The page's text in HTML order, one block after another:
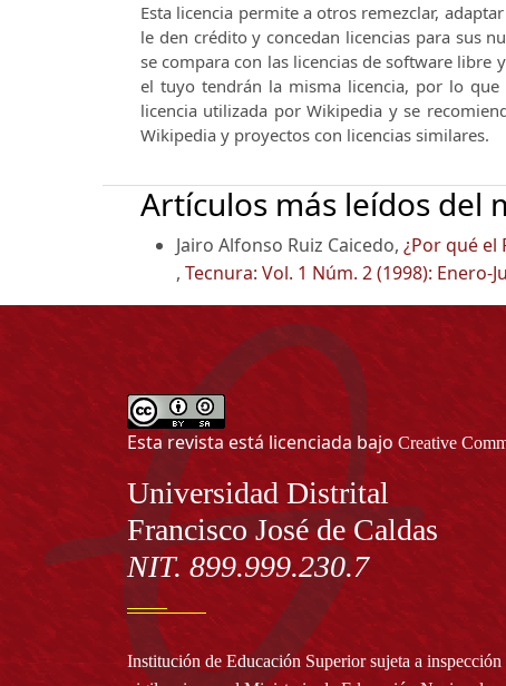
Esta licencia permite a otros remezclar,
le den crédito y concedan licencias para sus
se compara con las licencias de software libre
el tuyo tendrán la misma licencia, por lo
licencia utilizada por Wikipedia y se
Wikipedia y proyectos con licencias similares.
Artículos más leídos del
Jairo Alfonso Ruiz Caicedo, ¿Por qué el
, Tecnura: Vol. 1 Núm. 2 (1998): Enero-
Esta revista está licenciada bajo Creative
Información
Universidad Distrital
Francisco José de Caldas
NIT. 899.999.230.7
Institución de Educación Superior sujeta a inspección